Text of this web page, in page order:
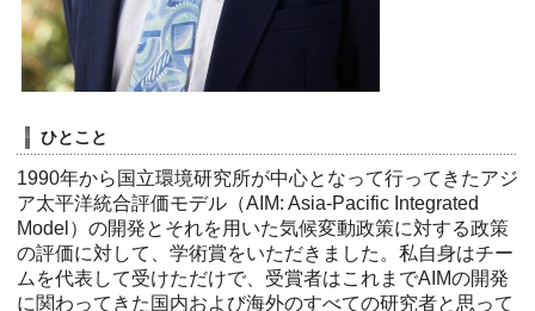
ひとこと
1990年から国立環境研究所が中心となって行ってきたアジ
ア太平洋統合評価モデル（AIM: Asia-Pacific Integrated
Model）の開発とそれを用いた気候変動政策に対する政策
の評価に対して、学術賞をいただきました。私自身はチー
ムを代表して受けただけで、受賞者はこれまでAIMの開発
に関わってきた国内および海外のすべての研究者と思って